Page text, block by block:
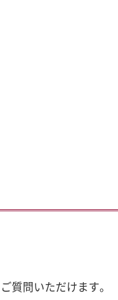
質問いただけます。